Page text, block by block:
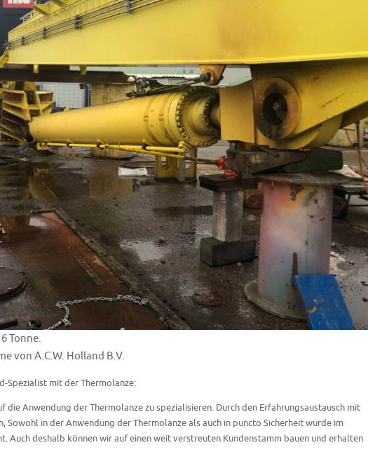
Tonne.
von A.C.W. Holland B.V.
Spezialist mit der Thermolanze:
die Anwendung der Thermolanze zu spezialisieren. Durch den Erfahrungsaustausch mit
Sowohl in der Anwendung der Thermolanze als auch in puncto Sicherheit wurde im
Auch deshalb können wir auf einen weit verstreuten Kundenstamm bauen und erhalten